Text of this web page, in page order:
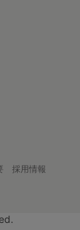
採用情報